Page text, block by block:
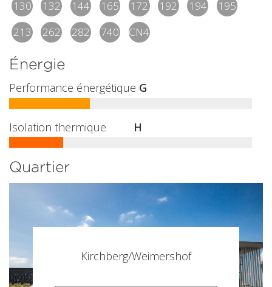
130 132 144 165 172 192 194
195
213
262 282 740 CN4
Énergie
Performance énergétique G
Isolation thermique H
Quartier
Kirchberg/Weimershof